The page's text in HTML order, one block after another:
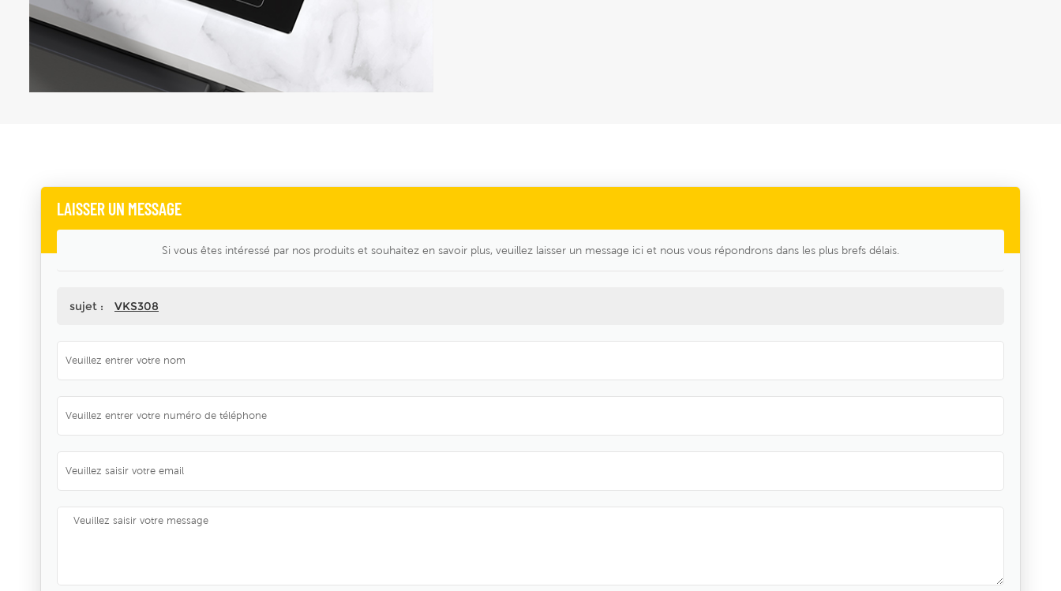
LAISSER UN MESSAGE
Si vous êtes intéressé par nos produits et souhaitez en savoir plus, veuillez laisser un message ici et nous vous répondrons dans les plus brefs délais.
sujet : VKS308